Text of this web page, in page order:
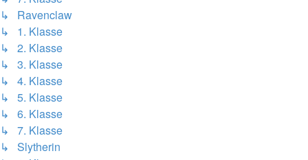
↳ Ravenclaw
↳ 1. Klasse
↳ 2. Klasse
↳ 3. Klasse
↳ 4. Klasse
↳ 5. Klasse
↳ 6. Klasse
↳ 7. Klasse
↳ Slytherin